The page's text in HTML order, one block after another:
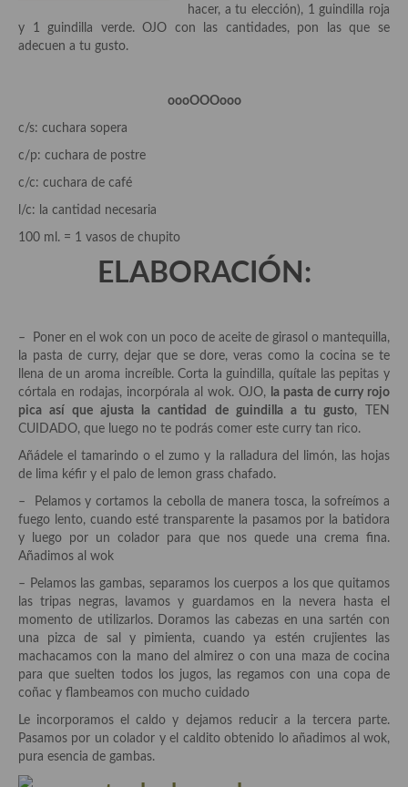
Ensaladas
Gazpachos, salmorejos, sopas y cremas frías
Quínoa
Arroces Y fideuás
Legumbres y cereales
Huevos
Masas elaboradas con harina, pizzas, quiches y demás
Plato principal
Aves
Pescado y Marisco
Postres y dulces
Postres con frutas
Quesos, recetas
Salazones y encurtidos
Recetas de Cuaresma
Recetas maridadas con los mejores AOVES
hacer, a tu elección), 1 guindilla roja
y 1 guindilla verde. OJO con las cantidades, pon las que se
adecuen a tu gusto.
oooOOOooo
c/s: cuchara sopera
c/p: cuchara de postre
c/c: cuchara de café
l/c: la cantidad necesaria
100 ml. = 1 vasos de chupito
ELABORACIÓN:
– Poner en el wok con un poco de aceite de girasol o mantequilla,
la pasta de curry, dejar que se dore, veras como la cocina se te
llena de un aroma increíble. Corta la guindilla, quítale las pepitas y
córtala en rodajas, incorpórala al wok. OJO, la pasta de curry rojo
pica así que ajusta la cantidad de guindilla a tu gusto, TEN
CUIDADO, que luego no te podrás comer este curry tan rico.
Añádele el tamarindo o el zumo y la ralladura del limón, las hojas
de lima kéfir y el palo de lemon grass chafado.
– Pelamos y cortamos la cebolla de manera tosca, la sofreímos a
fuego lento, cuando esté transparente la pasamos por la batidora
y luego por un colador para que nos quede una crema fina.
Añadimos al wok
– Pelamos las gambas, separamos los cuerpos a los que quitamos
las tripas negras, lavamos y guardamos en la nevera hasta el
momento de utilizarlos. Doramos las cabezas en una sartén con
una pizca de sal y pimienta, cuando ya estén crujientes las
machacamos con la mano del almirez o con una maza de cocina
para que suelten todos los jugos, las regamos con una copa de
coñac y flambeamos con mucho cuidado
Le incorporamos el caldo y dejamos reducir a la tercera parte.
Pasamos por un colador y el caldito obtenido lo añadimos al wok,
pura esencia de gambas.